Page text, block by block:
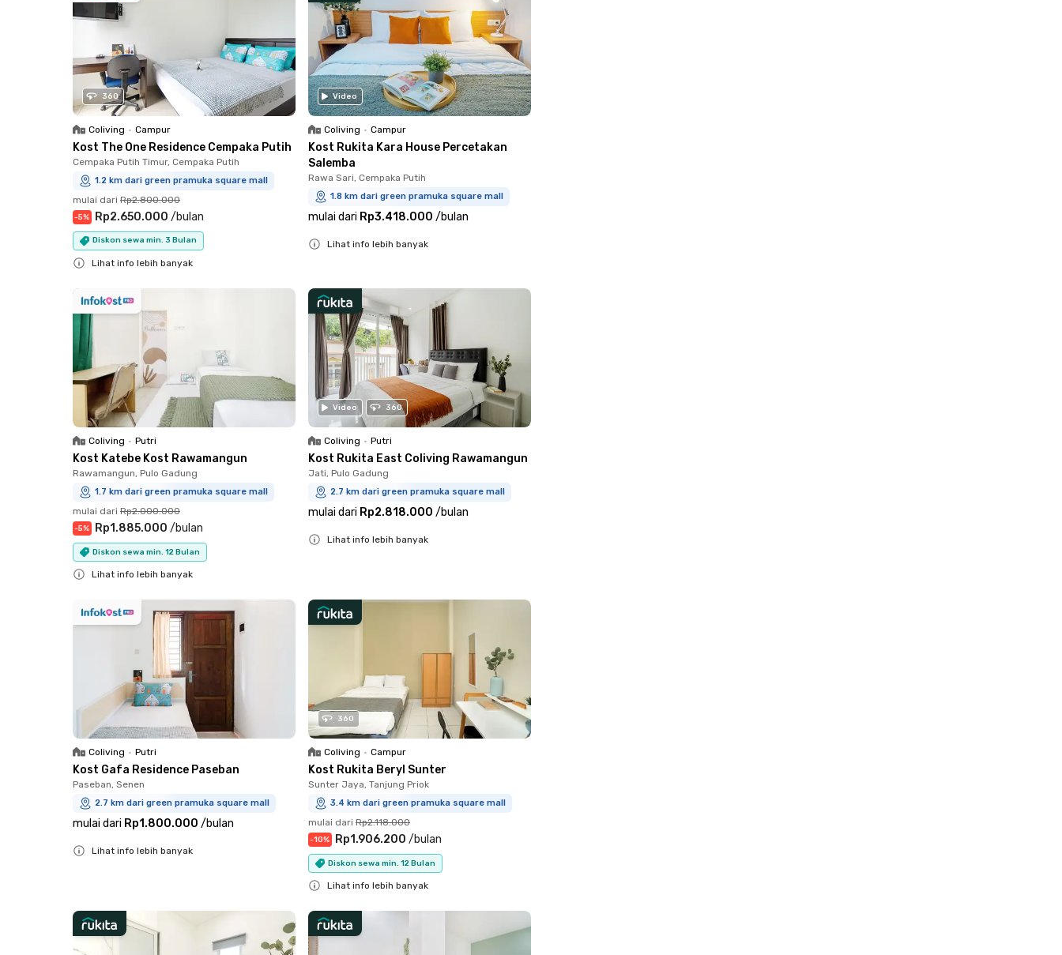
360
Coliving • Campur
Kost The One Residence Cempaka Putih
Cempaka Putih Timur, Cempaka Putih
1.2 km dari green pramuka square mall
mulai dari Rp2.800.000
-5% Rp2.650.000 /bulan
Diskon sewa min. 3 Bulan
Lihat info lebih banyak
Video
Coliving • Campur
Kost Rukita Kara House Percetakan
Salemba
Rawa Sari, Cempaka Putih
1.8 km dari green pramuka square mall
mulai dari Rp3.418.000 /bulan
Lihat info lebih banyak
Coliving • Putri
Kost Katebe Kost Rawamangun
Rawamangun, Pulo Gadung
1.7 km dari green pramuka square mall
mulai dari Rp2.000.000
-5% Rp1.885.000 /bulan
Diskon sewa min. 12 Bulan
Lihat info lebih banyak
Video 360
Coliving • Putri
Kost Rukita East Coliving Rawamangun
Jati, Pulo Gadung
2.7 km dari green pramuka square mall
mulai dari Rp2.818.000 /bulan
Lihat info lebih banyak
Coliving • Putri
Kost Gafa Residence Paseban
Paseban, Senen
2.7 km dari green pramuka square mall
mulai dari Rp1.800.000 /bulan
Lihat info lebih banyak
360
Coliving • Campur
Kost Rukita Beryl Sunter
Sunter Jaya, Tanjung Priok
3.4 km dari green pramuka square mall
mulai dari Rp2.118.000
-10% Rp1.906.200 /bulan
Diskon sewa min. 12 Bulan
Lihat info lebih banyak